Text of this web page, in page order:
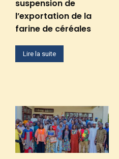
suspension de
l’exportation de la
farine de céréales
Lire la suite